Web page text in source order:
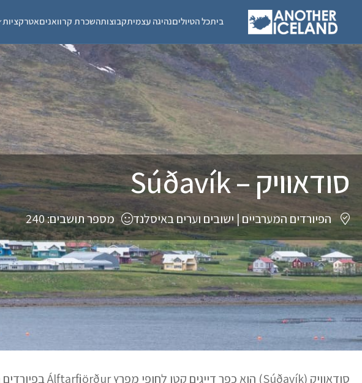
ביתכל הטיוליםנהיגה עצמיתקבוצותהשכרת קרוואניםאטרקציות
סודאוויק – Súðavík
הפיורדים המערביים | ישובים וערים באיסלנד מספר תושבים: 240